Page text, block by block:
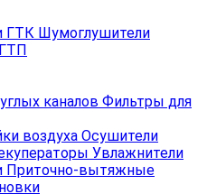
ГТК Шумоглушители
каналов Фильтры для
воздуха Осушители
Увлажнители
Приточно-вытяжные